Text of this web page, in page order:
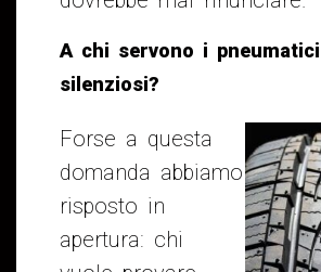
A chi servono i pneumatici
silenziosi?
Forse a questa
domanda abbiamo
risposto in
apertura: chi